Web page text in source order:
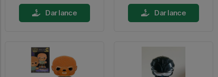
Dar lance Dar lance